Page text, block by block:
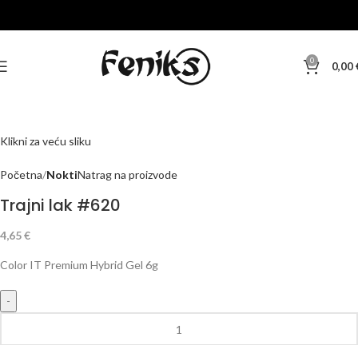
0 0,00
Klikni za veću sliku
Početna NoktiNatrag na proizvode
Trajni lak #620
4,65€
Color IT Premium Hybrid Gel 6g